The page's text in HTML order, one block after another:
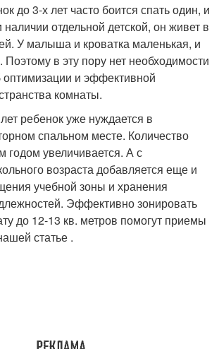
до 3-х лет часто боится спать один, и
отдельной детской, он живет в
У малыша и кроватка маленькая, и
Поэтому в эту пору нет необходимости
и эффективной
комнаты.
ребенок уже нуждается в
спальном месте. Количество
годом увеличивается. А с
возраста добавляется еще и
учебной зоны и хранения
Эффективно зонировать
до 12-13 кв. метров помогут приемы
статье .